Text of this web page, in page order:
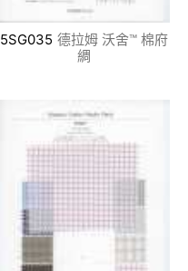
5SG035 德拉姆 沃舍™ 棉府
綢